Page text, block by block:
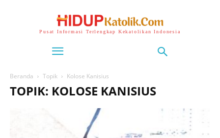
Pusat Informasi Terlengkap Kekatolikan Indonesia
Beranda Topik Kolose Kanisius
TOPIK: KOLOSE KANISIUS